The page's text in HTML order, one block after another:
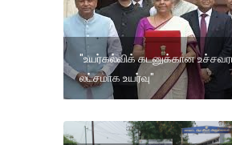
"உயர்கல்விக் கடனுக்கான
லட்சமாக உயர்வு"